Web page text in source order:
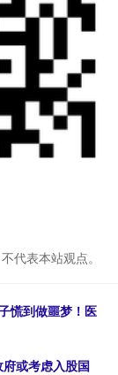
代表本站观点。
慌到做噩梦！医
或考虑入股国